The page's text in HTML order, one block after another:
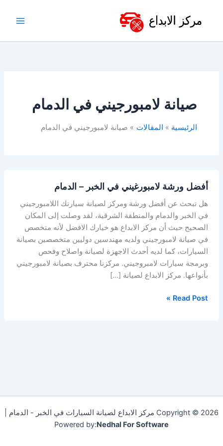
صيانة لامبورجيني في الدمام
الرئيسية المقالات صيانة لامبورجيني في الدمام
أفضل ورشة لامبورغيني في الخبر – الدمام
هل تبحث عن أفضل ورشة ومركز لصيانة سيارتك اللامبورجيني
في الخبر والدمام والمنطقة الشرقية، لقد وصلت إلى المكان
الصحيح حيث أن مركز الابداع هو خيارك الافضل لأنه متخصص
في صيانة لامبورجيني ولديه مهندسين دوليين متخصصين بصيانة
السيارات، كما لديه أحدث الاجهزة لصيانة واصلاح وفحص
وبرمجة سيارات لامبروجيني. مركزنا محترف بصيانة لامبورجيني
بأنواعها. مركز الابداع لصيانة […]
Read Post »
Copyright © 2026 مركز الابداع لصيانة السيارات في الخبر - الدمام |
Powered by:Nedhal For Software